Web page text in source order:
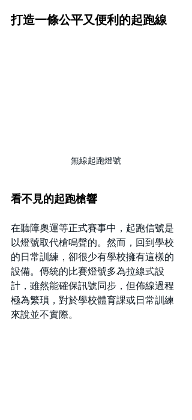
打造一條公平又便利的起跑線
無線起跑燈號
看不見的起跑槍響
在聽障奧運等正式賽事中，起跑信號是
以燈號取代槍鳴聲的。然而，回到學校
的日常訓練，卻很少有學校擁有這樣的
設備。傳統的比賽燈號多為拉線式設
計，雖然能確保訊號同步，但佈線過程
極為繁瑣，對於學校體育課或日常訓練
來說並不實際。